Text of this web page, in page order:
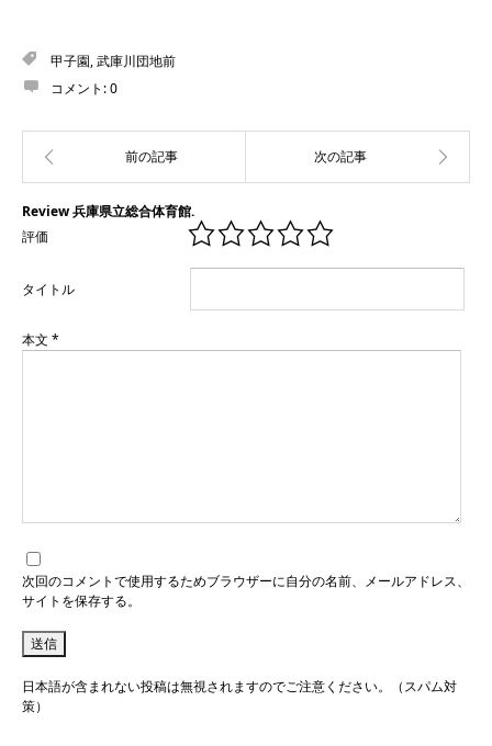
甲子園,武庫川団地前
コメント:0
Review 兵庫県立総合体育館.
評価
タイトル
本文 *
次回のコメントで使用するためブラウザーに自分の名前、メールアドレス、
サイトを保存する。
日本語が含まれない投稿は無視されますのでご注意ください。（スパム対
策）